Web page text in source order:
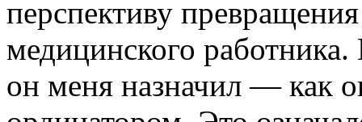
перспективу
медицинского
он меня назначил — как